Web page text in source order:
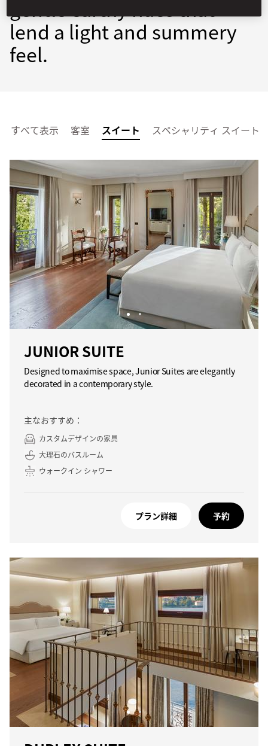
lend a light and summery
feel.
すべて表示 客室 スイート スペシャリティ スイート
JUNIOR SUITE
Designed to maximise space, Junior Suites are elegantly
decorated in a contemporary style.
主なおすすめ：
カスタムデザインの家具
大理石のバスルーム
ウォークイン シャワー
プラン詳細 予約